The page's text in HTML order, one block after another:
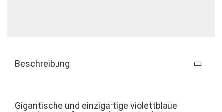
Beschreibung
Gigantische und einzigartige violettblaue